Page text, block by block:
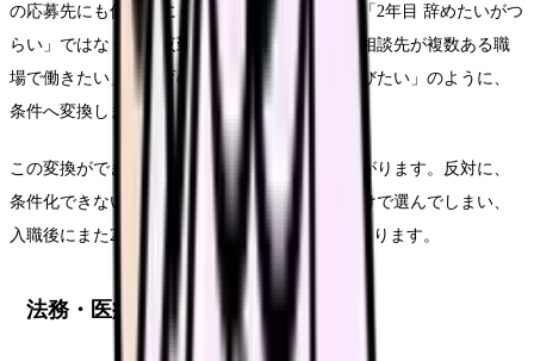
の応募先にも伝わりにくくなります。たとえば「2年目 辞めたいがつ
らい」ではなく、「夜勤回数を減らしたい」「相談先が複数ある職
場で働きたい」「教育の段階が明確な環境を選びたい」のように、
条件へ変換します。
この変換ができると、求人を見る時の精度が上がります。反対に、
条件化できないまま応募すると、給与や通勤だけで選んでしまい、
入職後にまた2年目 辞めたいが再燃することがあります。
法務・医療広告・求人広告上の注意